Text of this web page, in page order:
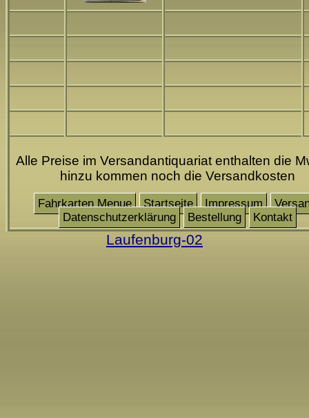
Alle Preise im Versandantiquariat enthalten die
hinzu kommen noch die Versandkosten
Fahrkarten Menue Startseite Impressum
Datenschutzerklärung
Bestellung Kontakt
Laufenburg-02